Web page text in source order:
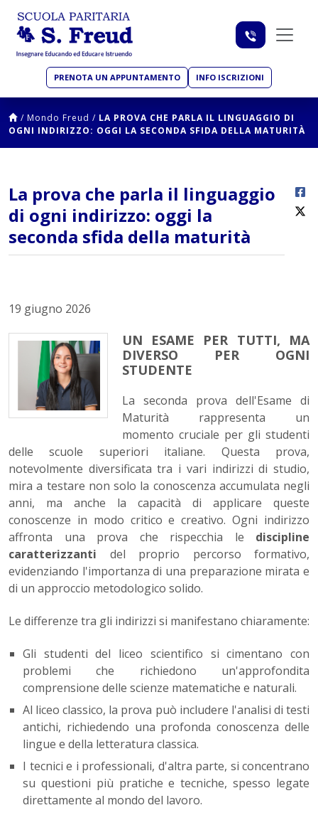
PRENOTA UN APPUNTAMENTO INFO ISCRIZIONI
/ Mondo Freud / LA PROVA CHE PARLA IL LINGUAGGIO DI
OGNI INDIRIZZO: OGGI LA SECONDA SFIDA DELLA MATURITÀ
La prova che parla il linguaggio
di ogni indirizzo: oggi la
seconda sfida della maturità
19 giugno 2026
UN ESAME PER TUTTI, MA
DIVERSO PER OGNI
STUDENTE
La seconda prova dell'Esame di
Maturità rappresenta un
momento cruciale per gli studenti
delle scuole superiori italiane. Questa prova,
notevolmente diversificata tra i vari indirizzi di studio,
mira a testare non solo la conoscenza accumulata negli
anni, ma anche la capacità di applicare queste
conoscenze in modo critico e creativo. Ogni indirizzo
affronta una prova che rispecchia le discipline
caratterizzanti del proprio percorso formativo,
evidenziando l'importanza di una preparazione mirata e
di un approccio metodologico solido.
Le differenze tra gli indirizzi si manifestano chiaramente:
Gli studenti del liceo scientifico si cimentano con
problemi che richiedono un'approfondita
comprensione delle scienze matematiche e naturali.
Al liceo classico, la prova può includere l'analisi di testi
antichi, richiedendo una profonda conoscenza delle
lingue e della letteratura classica.
I tecnici e i professionali, d'altra parte, si concentrano
su questioni più pratiche e tecniche, spesso legate
direttamente al mondo del lavoro.